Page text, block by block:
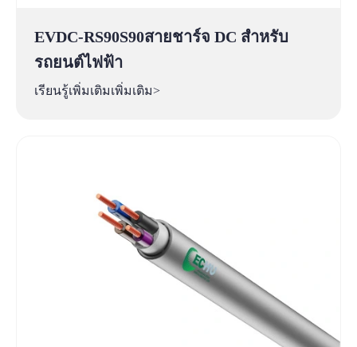
EVDC-RS90S90สายชาร์จ DC สำหรับ
รถยนต์ไฟฟ้า
เรียนรู้เพิ่มเติมเพิ่มเติม>